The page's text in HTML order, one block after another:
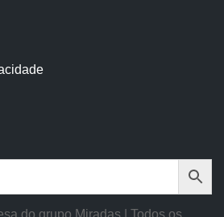
do grupo Miradas | Todos os